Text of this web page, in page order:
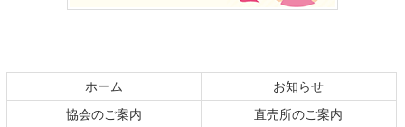
頭
ホーム
お知らせ
協会のご案内
直売所のご案内